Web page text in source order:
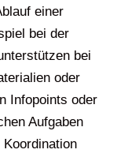
einer
bei der
bei
oder
Infopoints oder
Aufgaben